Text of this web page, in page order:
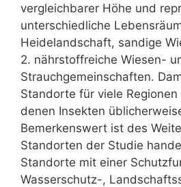
vergleichbarer Höhe und
unterschiedliche
Heidelandschaft, sandige
2. nährstoffreiche Wiesen-
Strauchgemeinschaften.
Standorte für viele
denen Insekten
Bemerkenswert ist des
Standorten der Studie
Standorte mit einer
Wasserschutz-,